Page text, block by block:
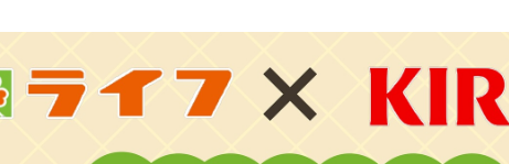
大阪府 京都府